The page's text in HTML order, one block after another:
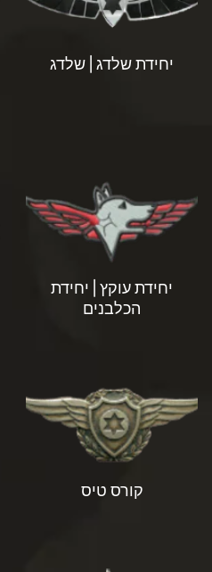
יחידת שלדג | שלדג
יחידת עוקץ | יחידת
הכלבנים
קורס טיס